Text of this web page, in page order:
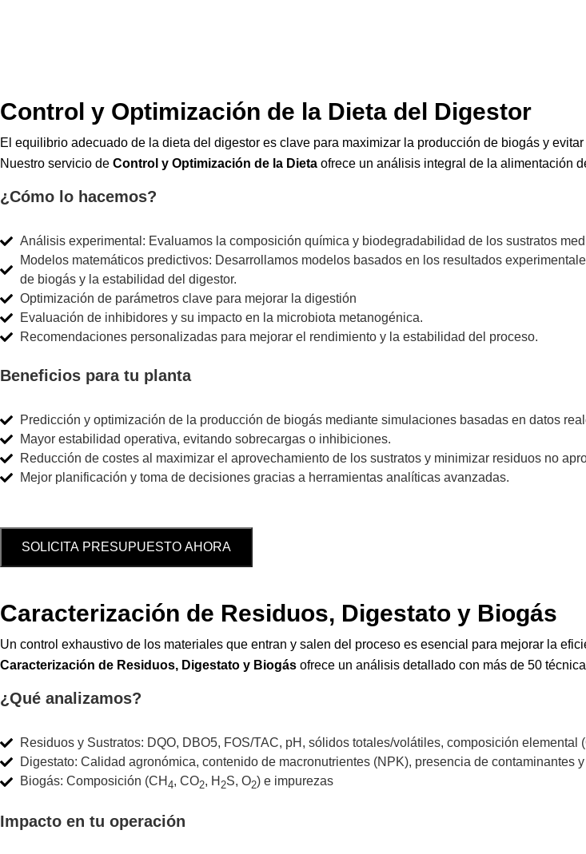
Control y Optimización de la Dieta del Digestor
El equilibrio adecuado de la dieta del digestor es clave para maximizar la producción de biogás y
Nuestro servicio de Control y Optimización de la Dieta ofrece un análisis integral de la alimentación
¿Cómo lo hacemos?
Análisis experimental: Evaluamos la composición química y biodegradabilidad de los sustratos
Modelos matemáticos predictivos: Desarrollamos modelos basados en los resultados
de biogás y la estabilidad del digestor.
Optimización de parámetros clave para mejorar la digestión
Evaluación de inhibidores y su impacto en la microbiota metanogénica.
Recomendaciones personalizadas para mejorar el rendimiento y la estabilidad del proceso.
Beneficios para tu planta
Predicción y optimización de la producción de biogás mediante simulaciones basadas en datos
Mayor estabilidad operativa, evitando sobrecargas o inhibiciones.
Reducción de costes al maximizar el aprovechamiento de los sustratos y minimizar residuos no
Mejor planificación y toma de decisiones gracias a herramientas analíticas avanzadas.
SOLICITA PRESUPUESTO AHORA
Caracterización de Residuos, Digestato y Biogás
Un control exhaustivo de los materiales que entran y salen del proceso es esencial para mejorar la
Caracterización de Residuos, Digestato y Biogás ofrece un análisis detallado con más de 50
¿Qué analizamos?
Residuos y Sustratos: DQO, DBO5, FOS/TAC, pH, sólidos totales/volátiles, composición elemental
Digestato: Calidad agronómica, contenido de macronutrientes (NPK), presencia de contaminantes
Biogás: Composición (CH 4, CO2, H 2S, O2) e impurezas
Impacto en tu operación